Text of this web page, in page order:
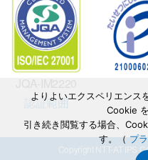
JQA-IM2220
認証範囲
Copyright NTT-AT IPS
よりよいエクスペリエンス
Cookie
引き続き閲覧する場合、
す。（プ